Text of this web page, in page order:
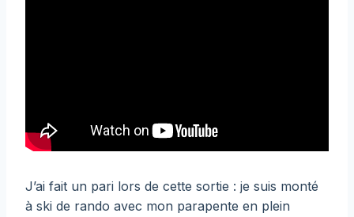
J’ai fait un pari lors de cette sortie : je suis monté
à ski de rando avec mon parapente en plein